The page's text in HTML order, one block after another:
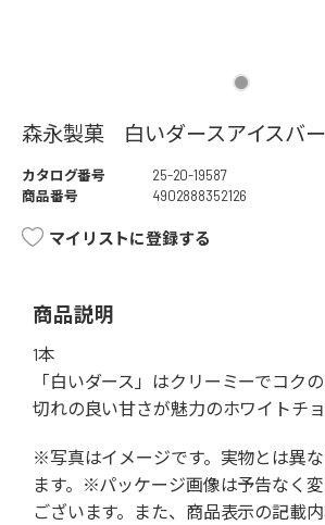
森永製菓 白いダースアイスバ
カタログ番号
25-20-19587
商品番号
4902888352126
マイリストに登録する
商品説明
1本
「白いダース」はクリーミーでコク
切れの良い甘さが魅力のホワイトチョ
※写真はイメージです。実物とは異
ます。※パッケージ画像は予告なく
ございます。また、商品表示の記載